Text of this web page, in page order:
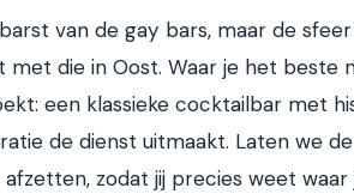
van de gay bars, maar de
met die in Oost. Waar je het beste
een klassieke cocktailbar met
de dienst uitmaakt. Laten we
zodat jij precies weet